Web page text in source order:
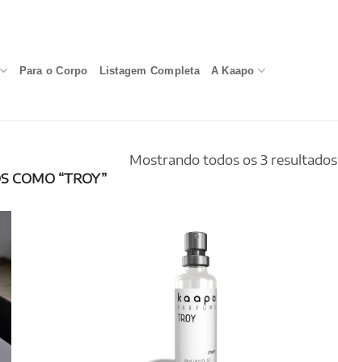
Para o Corpo Listagem Completa A Kaapo
COMO “TROY”
Mostrando todos os 3 resultados